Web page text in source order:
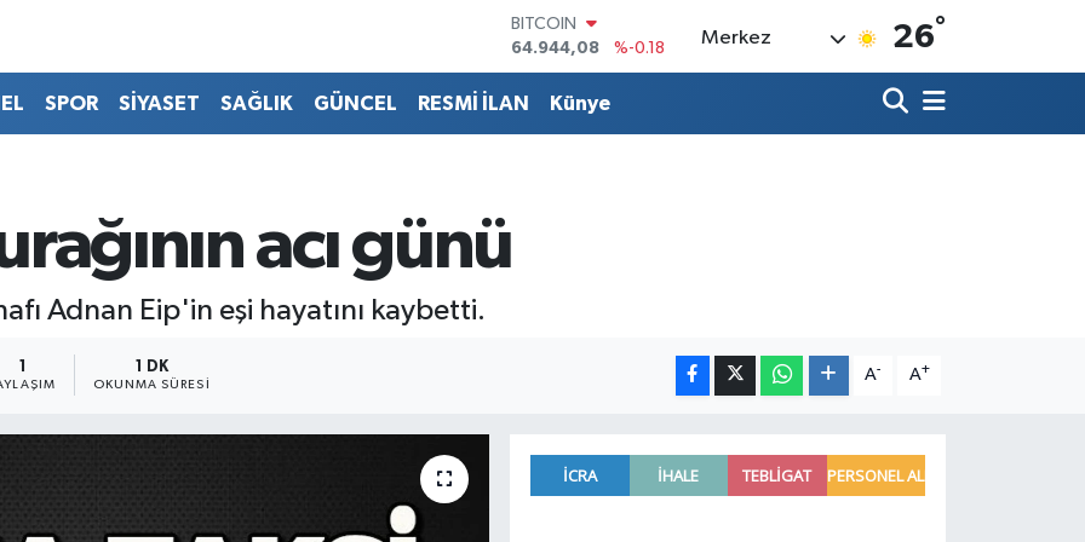
BITCOIN
64.944,08
%-0.18
DOLAR
47,7436
%0.18
Merkez 26°
SPOR SİYASET SAĞLIK GÜNCEL RESMİ İLAN Künye
acı günü
Adnan Eip'in eşi hayatını kaybetti.
1 1 DK
OKUNMA SÜRESI
A- A+